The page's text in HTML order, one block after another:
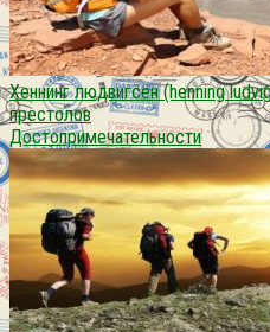
Хеннинг людвигсен (henning
престолов
Достопримечательности